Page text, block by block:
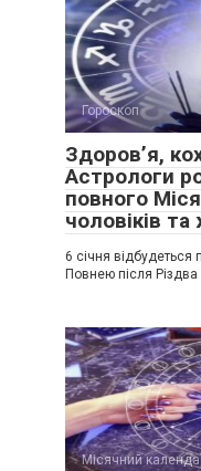
Гороскоп
Здоров’я,
Астрологи
повного
чоловіків та
6 січня
Повнею після
Місячний